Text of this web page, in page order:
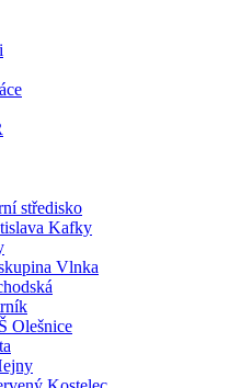
středisko
Kafky
Vlnka
Olešnice